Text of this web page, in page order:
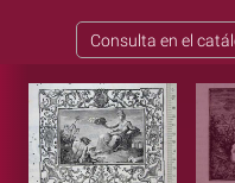
Consulta en el